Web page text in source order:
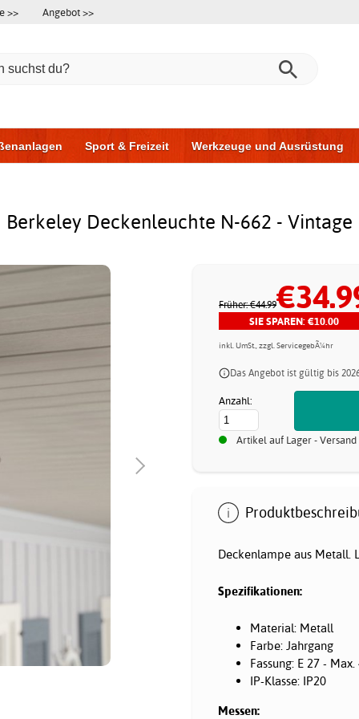
>> Angebot >>
Sport & Freizeit Werkzeuge und Ausrüstung
Berkeley Deckenleuchte N-662 - Vintage
Früher: €44.99
SIE SPAREN: €10.00
inkl. UmSt., zzgl. ServicegebÃ¼hr
Das Angebot ist gültig bis
Anzahl:
Artikel auf Lager -
Deckenlampe aus Metall.
Spezifikationen:
Material: Metall
Farbe: Jahrgang
Fassung: E 27 - Max.
IP-Klasse: IP20
Messen: